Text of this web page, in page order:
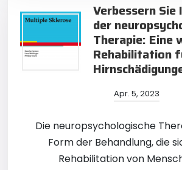
Verbessern
der
Therapie: Eine
Rehabilitation
Apr. 5, 2023
Die neuropsychologische
Form der Behandlung, die
Rehabilitation von